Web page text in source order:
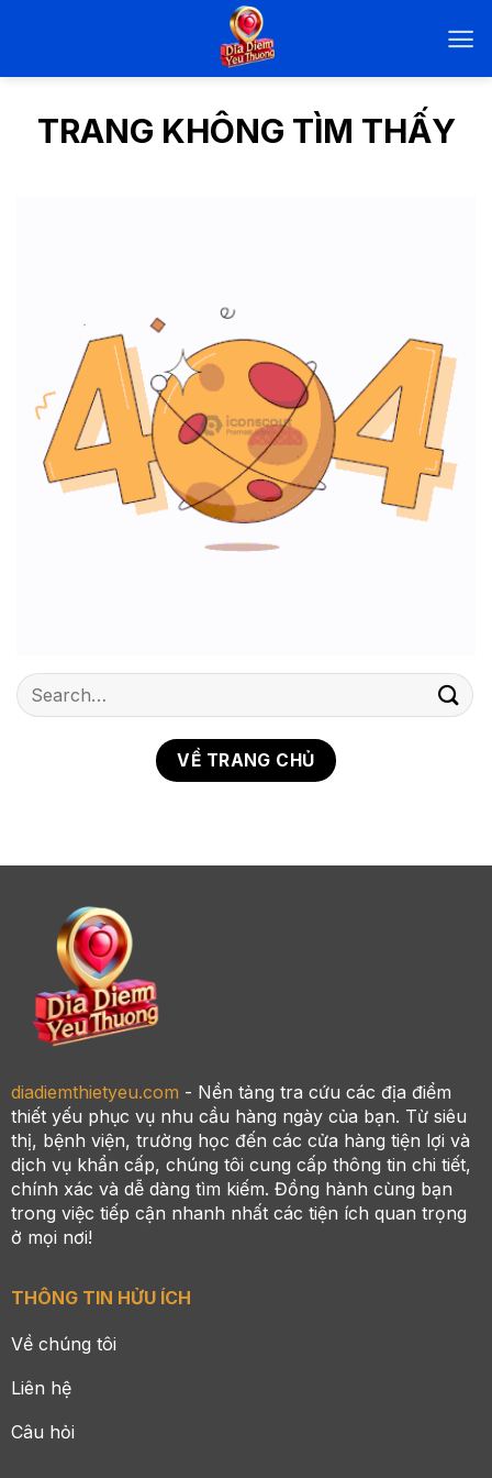
TRANG KHÔNG TÌM THẤY
VỀ TRANG CHỦ
diadiemthietyeu.com - Nền tảng tra cứu các địa điểm
thiết yếu phục vụ nhu cầu hàng ngày của bạn. Từ siêu
thị, bệnh viện, trường học đến các cửa hàng tiện lợi và
dịch vụ khẩn cấp, chúng tôi cung cấp thông tin chi tiết,
chính xác và dễ dàng tìm kiếm. Đồng hành cùng bạn
trong việc tiếp cận nhanh nhất các tiện ích quan trọng
ở mọi nơi!
THÔNG TIN HỬU ÍCH
Về chúng tôi
Liên hệ
Câu hỏi